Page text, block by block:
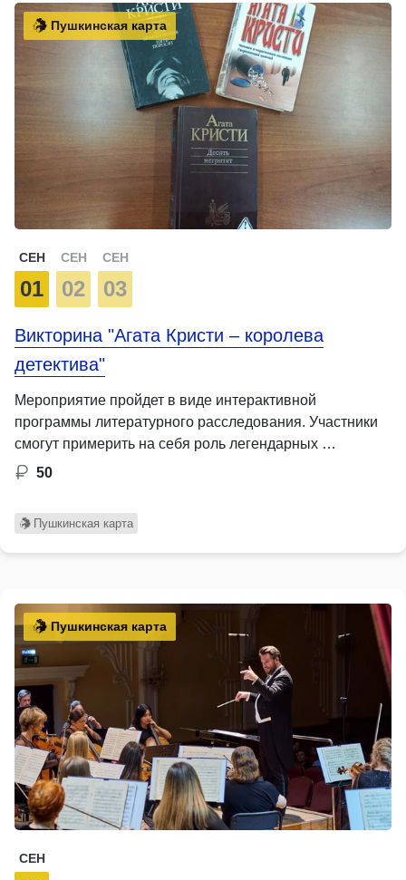
Пушкинская карта
СЕН
01
СЕН
02
СЕН
03
Викторина "Агата Кристи – королева
детектива"
Мероприятие пройдет в виде интерактивной
программы литературного расследования. Участники
смогут примерить на себя роль легендарных …
50
Пушкинская карта
Пушкинская карта
СЕН